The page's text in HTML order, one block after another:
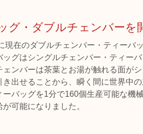
グ・ダブルチェンバーを
現在のダブルチェンバー・ティーバ
グはシングルチェンバー・ティー
ェンバーは茶葉とお湯が触れる面が
出せることから、瞬く間に世界中
バッグを1分で160個生産可能な機
可能になりました。